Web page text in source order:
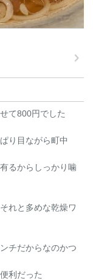
て800円でした
り目ながら町中
るからしっかり噛
れと多めな乾燥ワ
チだからなのかつ
利だった